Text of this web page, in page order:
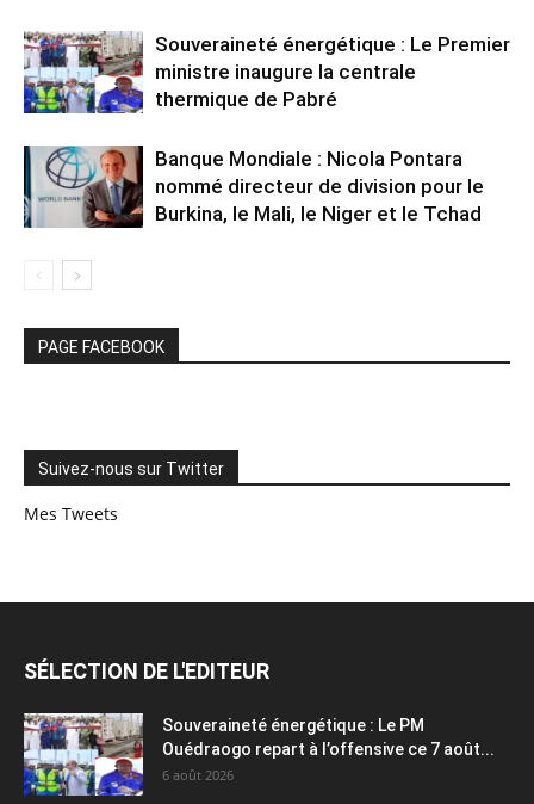
Souveraineté énergétique : Le Premier
ministre inaugure la centrale
thermique de Pabré
Banque Mondiale : Nicola Pontara
nommé directeur de division pour le
Burkina, le Mali, le Niger et le Tchad
PAGE FACEBOOK
Suivez-nous sur Twitter
Mes Tweets
SÉLECTION DE L'EDITEUR
Souveraineté énergétique : Le PM
Ouédraogo repart à l’offensive ce 7 août...
6 août 2026